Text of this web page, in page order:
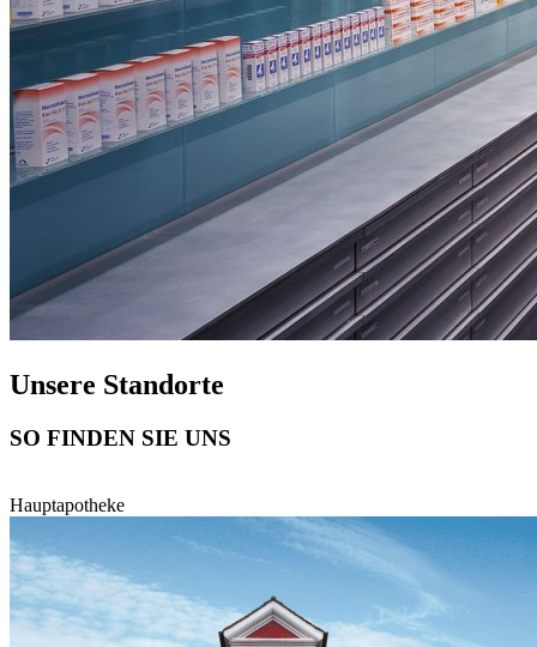
Unsere Standorte
SO FINDEN SIE UNS
Hauptapotheke